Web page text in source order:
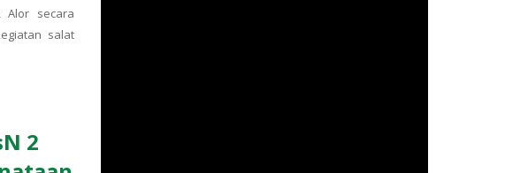
Alor secara
salat
2